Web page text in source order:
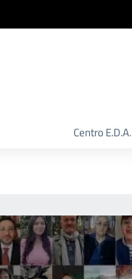
Centro E.D.A.